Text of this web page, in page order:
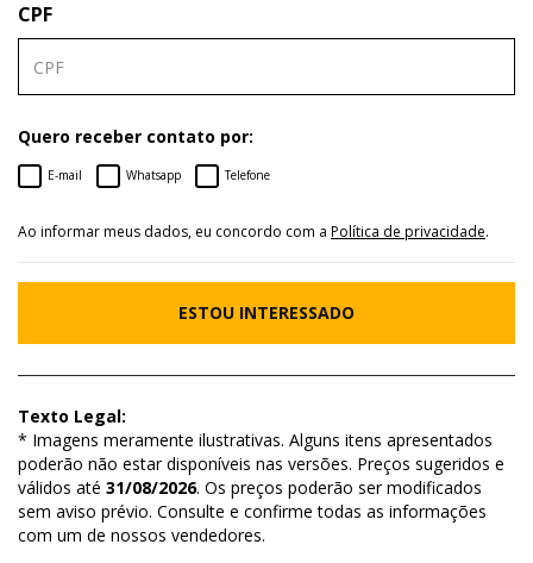
CPF
Quero receber contato por:
E-mail Whatsapp Telefone
Ao informar meus dados, eu concordo com a Política de privacidade.
ESTOU INTERESSADO
Texto Legal:
* Imagens meramente ilustrativas. Alguns itens apresentados
poderão não estar disponíveis nas versões. Preços sugeridos e
válidos até 31/08/2026. Os preços poderão ser modificados
sem aviso prévio. Consulte e confirme todas as informações
com um de nossos vendedores.